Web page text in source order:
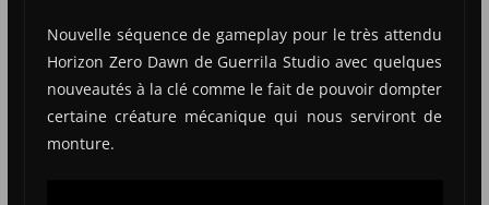
Nouvelle séquence de gameplay pour le très attendu
Horizon Zero Dawn de Guerrila Studio avec quelques
nouveautés à la clé comme le fait de pouvoir dompter
certaine créature mécanique qui nous serviront de
monture.